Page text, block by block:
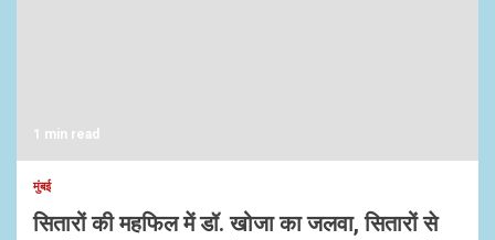
1 min read
मुंबई
सितारों की महफिल में डॉ. खोजा का जलवा, सितारों से